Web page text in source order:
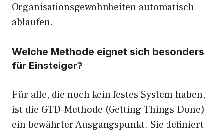
Organisationsgewohnheiten automatisch
ablaufen.
Welche Methode eignet sich besonders
für Einsteiger?
Für alle, die noch kein festes System haben,
ist die GTD-Methode (Getting Things Done)
ein bewährter Ausgangspunkt. Sie definiert